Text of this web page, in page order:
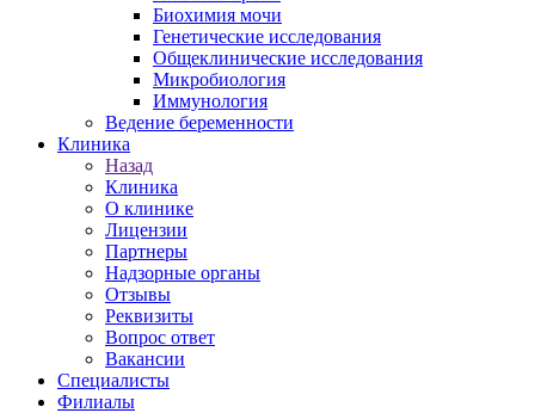
Биохимия мочи
Генетические исследования
Общеклинические исследования
Микробиология
Иммунология
Ведение беременности
Клиника
Назад
Клиника
О клинике
Лицензии
Партнеры
Надзорные органы
Отзывы
Реквизиты
Вопрос ответ
Вакансии
Специалисты
Филиалы